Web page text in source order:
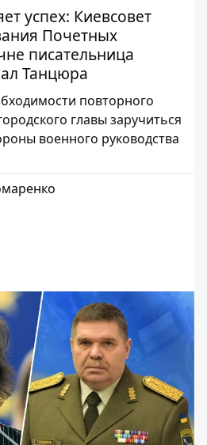
успех: Киевсовет
Почетных
писательница
Танцюра
повторного
главы заручиться
военного руководства